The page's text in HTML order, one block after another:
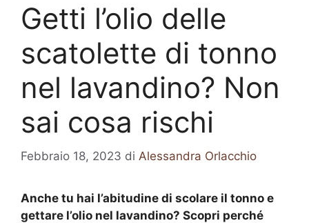
Getti l’olio delle
scatolette di tonno
nel lavandino? Non
sai cosa rischi
Febbraio 18, 2023 di Alessandra Orlacchio
Anche tu hai l’abitudine di scolare il tonno e
gettare l’olio nel lavandino? Scopri perché